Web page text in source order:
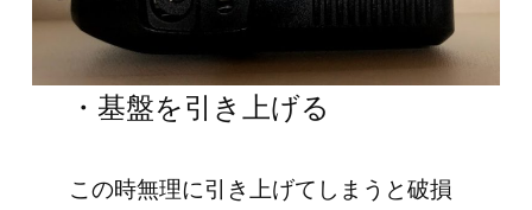
・基盤を引き上げる
この時無理に引き上げてしまうと破損